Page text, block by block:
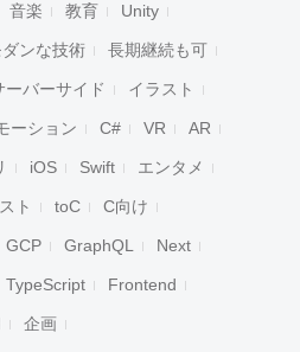
検索
音楽 教育 Unity
ダンな技術 長期継続も可
ーバーサイド イラスト
ーション C# VR AR
iOS Swift エンタメ
ト toC C向け
GCP GraphQL Next
TypeScript Frontend
企画